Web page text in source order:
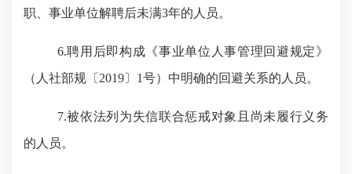
职、事业单位解聘后未满3年的人员。
6.聘用后即构成《事业单位人事管理回避规定》
（人社部规〔2019〕1号）中明确的回避关系的人员。
7.被依法列为失信联合惩戒对象且尚未履行义务
的人员。